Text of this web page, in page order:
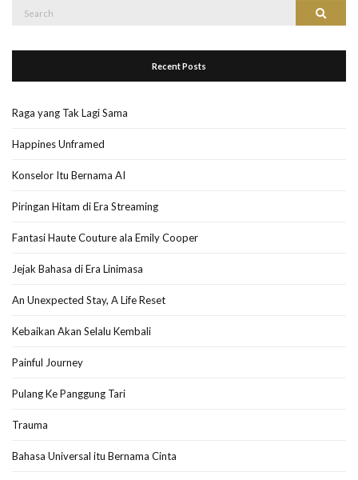
Search
Search
Recent Posts
Raga yang Tak Lagi Sama
Happines Unframed
Konselor Itu Bernama AI
Piringan Hitam di Era Streaming
Fantasi Haute Couture ala Emily Cooper
Jejak Bahasa di Era Linimasa
An Unexpected Stay, A Life Reset
Kebaikan Akan Selalu Kembali
Painful Journey
Pulang Ke Panggung Tari
Trauma
Bahasa Universal itu Bernama Cinta